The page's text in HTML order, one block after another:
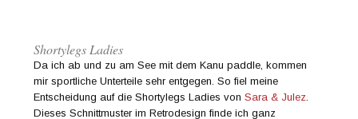
Shortylegs Ladies
Da ich ab und zu am See mit dem Kanu paddle, kommen
mir sportliche Unterteile sehr entgegen. So fiel meine
Entscheidung auf die Shortylegs Ladies vonSara & Julez.
Dieses Schnittmuster im Retrodesign finde ich ganz